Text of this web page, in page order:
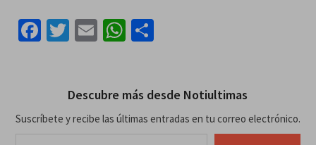
Facebook
Twitter
EmailWhatsApp
Compartir
Descubre más desde Notiultimas
Suscríbete y recibe las últimas entradas en tu correo electrónico.